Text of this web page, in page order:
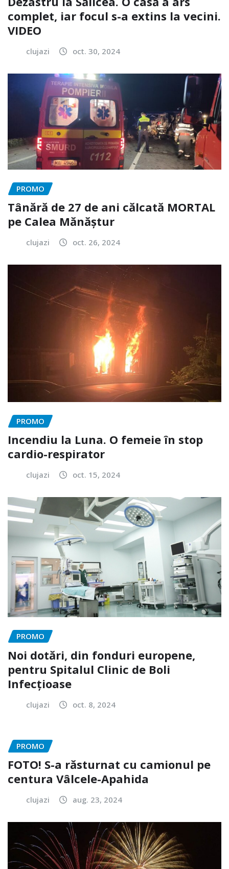
complet, iar focul s-a extins la vecini.
VIDEO
clujazi oct. 30, 2024
PROMO
Tânără de 27 de ani călcată MORTAL
pe Calea Mănăștur
clujazi oct. 26, 2024
PROMO
Incendiu la Luna. O femeie în stop
cardio-respirator
clujazi oct. 15, 2024
PROMO
Noi dotări, din fonduri europene,
pentru Spitalul Clinic de Boli
Infecțioase
clujazi oct. 8, 2024
PROMO
FOTO! S-a răsturnat cu camionul pe
centura Vâlcele-Apahida
clujazi aug. 23, 2024